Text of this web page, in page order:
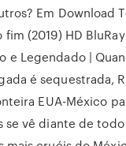
Em Download
fim (2019) HD
e Legendado |
é sequestrada,
EUA-México
se vê diante de